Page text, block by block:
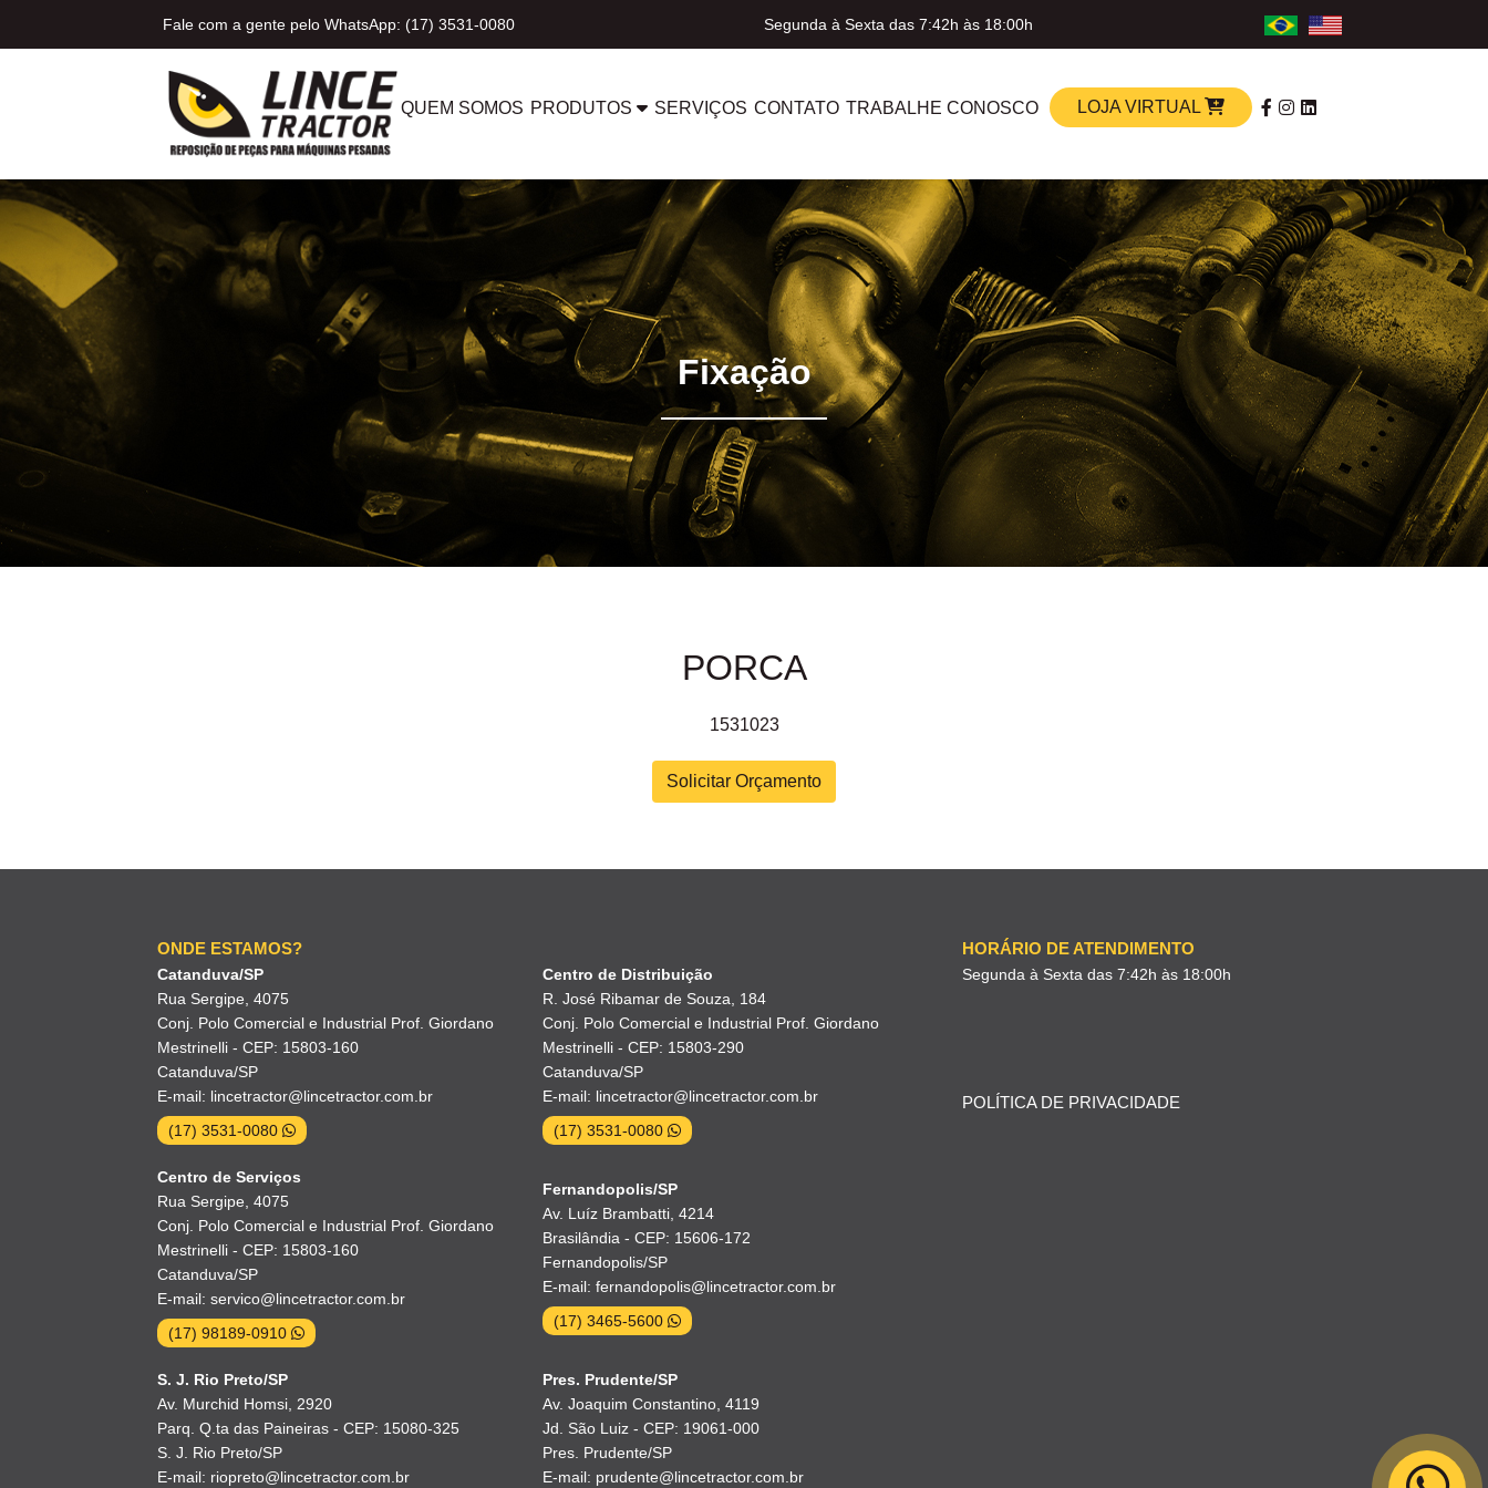
Fale com a gente pelo WhatsApp: (17) 3531-0080 Segunda à Sexta das 7:42h às 18:00h
QUEM SOMOS PRODUTOS SERVIÇOS CONTATO TRABALHE CONOSCO LOJA VIRTUAL
Fixação
PORCA
1531023
Solicitar Orçamento
ONDE ESTAMOS?
Catanduva/SP
Rua Sergipe, 4075
Conj. Polo Comercial e Industrial Prof. Giordano
Mestrinelli - CEP: 15803-160
Catanduva/SP
E-mail: lincetractor@lincetractor.com.br
(17) 3531-0080
Centro de Distribuição
R. José Ribamar de Souza, 184
Conj. Polo Comercial e Industrial Prof. Giordano
Mestrinelli - CEP: 15803-290
Catanduva/SP
E-mail: lincetractor@lincetractor.com.br
(17) 3531-0080
Centro de Serviços
Rua Sergipe, 4075
Conj. Polo Comercial e Industrial Prof. Giordano
Mestrinelli - CEP: 15803-160
Catanduva/SP
E-mail: servico@lincetractor.com.br
(17) 98189-0910
Fernandopolis/SP
Av. Luíz Brambatti, 4214
Brasilândia - CEP: 15606-172
Fernandopolis/SP
E-mail: fernandopolis@lincetractor.com.br
(17) 3465-5600
S. J. Rio Preto/SP
Av. Murchid Homsi, 2920
Parq. Q.ta das Paineiras - CEP: 15080-325
S. J. Rio Preto/SP
E-mail: riopreto@lincetractor.com.br
Pres. Prudente/SP
Av. Joaquim Constantino, 4119
Jd. São Luiz - CEP: 19061-000
Pres. Prudente/SP
E-mail: prudente@lincetractor.com.br
HORÁRIO DE ATENDIMENTO
Segunda à Sexta das 7:42h às 18:00h
POLÍTICA DE PRIVACIDADE